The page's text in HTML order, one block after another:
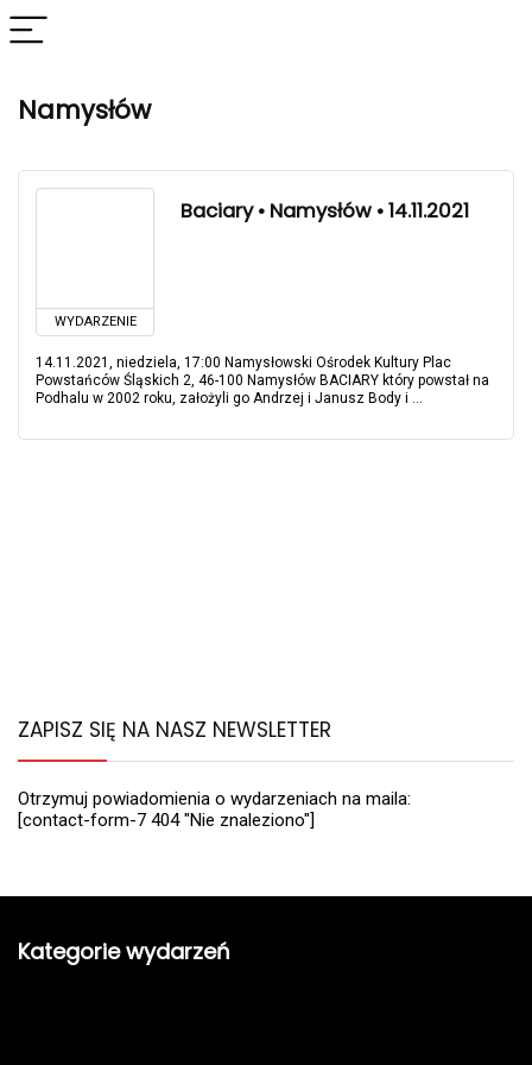
Namysłów
WYDARZENIE
Baciary • Namysłów • 14.11.2021
14.11.2021, niedziela, 17:00 Namysłowski Ośrodek Kultury Plac
Powstańców Śląskich 2, 46-100 Namysłów BACIARY który powstał na
Podhalu w 2002 roku, założyli go Andrzej i Janusz Body i ...
ZAPISZ SIĘ NA NASZ NEWSLETTER
Otrzymuj powiadomienia o wydarzeniach na maila:
[contact-form-7 404 "Nie znaleziono"]
Kategorie wydarzeń